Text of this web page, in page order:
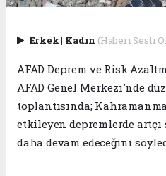
Erkek| Kadın (Haberi Sesli
AFAD Deprem ve Risk
AFAD Genel Merkezi'nde
toplantısında;
etkileyen depremlerde artçı
daha devam edeceğini